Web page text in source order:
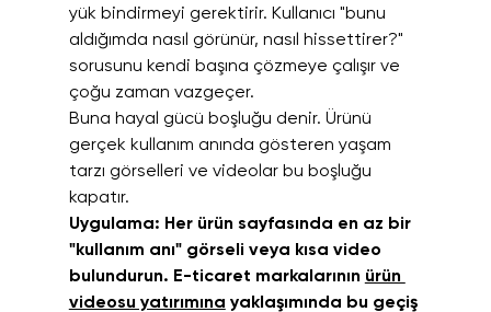
yük bindirmeyi gerektirir. Kullanıcı "bunu
aldığımda nasıl görünür, nasıl hissettirer?"
sorusunu kendi başına çözmeye çalışır ve
çoğu zaman vazgeçer.
Buna hayal gücü boşluğu denir. Ürünü
gerçek kullanım anında gösteren yaşam
tarzı görselleri ve videolar bu boşluğu
kapatır.
Uygulama: Her ürün sayfasında en az bir
"kullanım anı" görseli veya kısa video
bulundurun. E-ticaret markalarının ürün
videosu yatırımına yaklaşımında bu geçiş